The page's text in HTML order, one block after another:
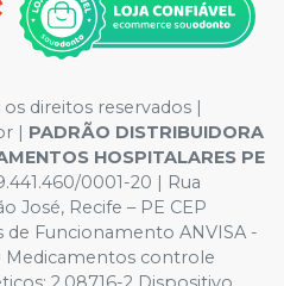
direitos reservados |
| PADRÃO DISTRIBUIDORA
HOSPITALARES PE
0001-20 | Rua
José, Recife – PE CEP
Funcionamento ANVISA -
Medicamentos controle